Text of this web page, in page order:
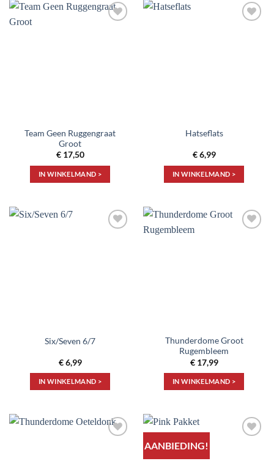
Team Geen Ruggengraat
Groot
€17,50
IN WINKELMAND >
Hatseflats
€6,99
IN WINKELMAND >
Six/Seven 6/7
€6,99
IN WINKELMAND >
Thunderdome Groot
Rugembleem
€17,99
IN WINKELMAND >
AANBIEDING!